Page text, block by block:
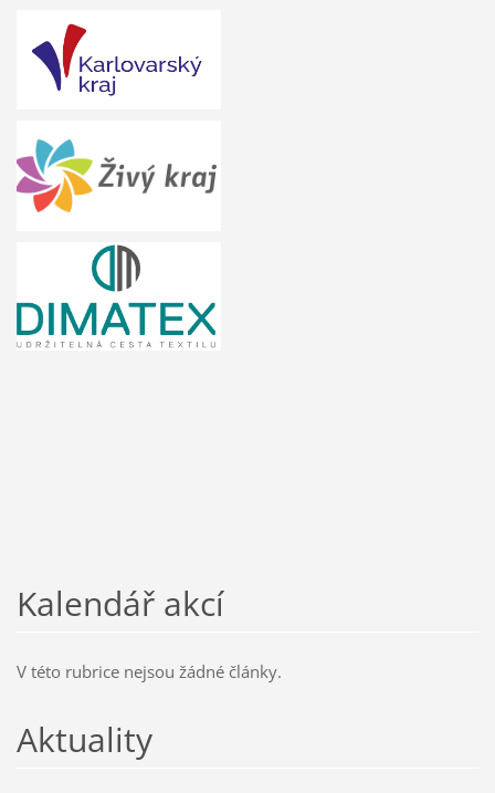
Kalendář akcí
V této rubrice nejsou žádné články.
Aktuality